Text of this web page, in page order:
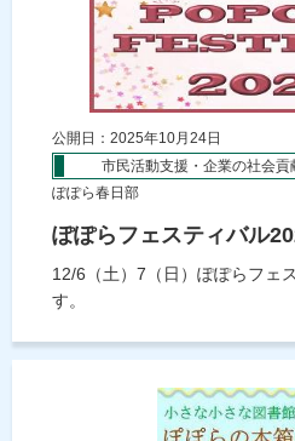
公開日：2025年10月24日
市民活動支援・企業の社会貢
ぽぽら春日部
ぽぽらフェスティバル
12/6（土）7（日）ぽぽらフェ
す。